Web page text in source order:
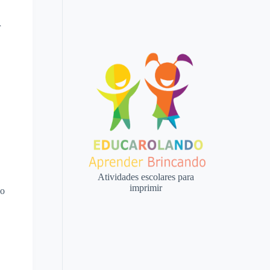
Atividades escolares para
imprimir